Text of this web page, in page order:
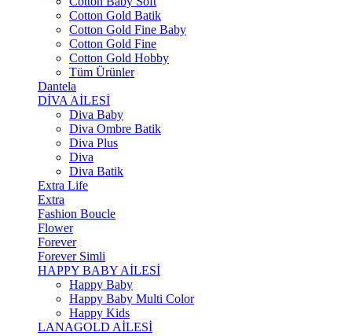
Cotton Gold Batik
Cotton Gold Fine Baby
Cotton Gold Fine
Cotton Gold Hobby
Tüm Ürünler
Dantela
DİVA AİLESİ
Diva Baby
Diva Ombre Batik
Diva Plus
Diva
Diva Batik
Extra Life
Extra
Fashion Boucle
Flower
Forever
Forever Simli
HAPPY BABY AİLESİ
Happy Baby
Happy Baby Multi Color
Happy Kids
LANAGOLD AİLESİ